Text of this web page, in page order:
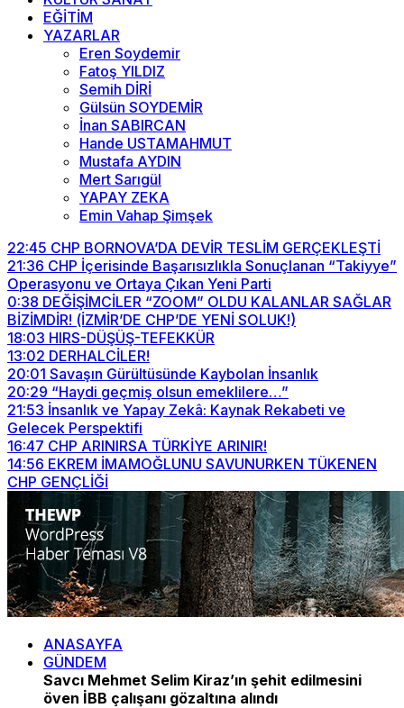
EĞİTİM
YAZARLAR
Eren Soydemir
Fatoş YILDIZ
Semih DİRİ
Gülsün SOYDEMİR
İnan SABIRCAN
Hande USTAMAHMUT
Mustafa AYDIN
Mert Sarıgül
YAPAY ZEKA
Emin Vahap Şimşek
22:45 CHP BORNOVA’DA DEVİR TESLİM GERÇEKLEŞTİ
21:36 CHP İçerisinde Başarısızlıkla Sonuçlanan “Takiyye”
Operasyonu ve Ortaya Çıkan Yeni Parti
0:38 DEĞİŞİMCİLER “ZOOM” OLDU KALANLAR SAĞLAR
BİZİMDİR! (İZMİR’DE CHP’DE YENİ SOLUK!)
18:03 HIRS-DÜŞÜŞ-TEFEKKÜR
13:02 DERHALCİLER!
20:01 Savaşın Gürültüsünde Kaybolan İnsanlık
20:29 “Haydi geçmiş olsun emeklilere…”
21:53 İnsanlık ve Yapay Zekâ: Kaynak Rekabeti ve
Gelecek Perspektifi
16:47 CHP ARINIRSA TÜRKİYE ARINIR!
14:56 EKREM İMAMOĞLUNU SAVUNURKEN TÜKENEN
CHP GENÇLİĞİ
ANASAYFA
GÜNDEM
Savcı Mehmet Selim Kiraz’ın şehit edilmesini
öven İBB çalışanı gözaltına alındı